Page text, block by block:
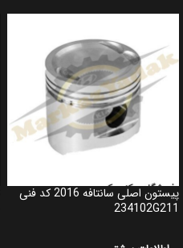
پیستون اصلی سانتافه 2016 کد فنی
234102G211